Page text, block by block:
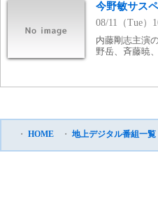
今野敏サス
08/11（Tue）
内藤剛志主演
野岳、斉藤暁
・ HOME ・ 地上デジタル番組一覧